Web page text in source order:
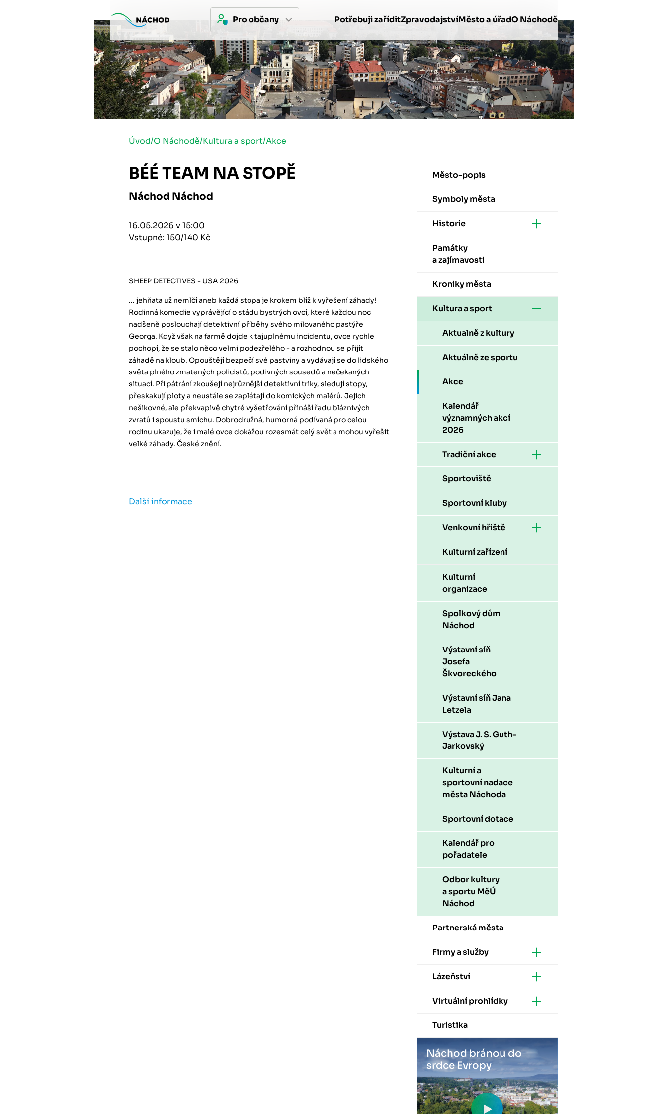
Pro občany Potřebuji zaříditZpravodajstvíMěsto a úřadO Náchodě
Úvod/O Náchodě/Kultura a sport/Akce
BÉÉ TEAM NA STOPĚ
Náchod Náchod
16.05.2026 v 15:00
Vstupné: 150/140 Kč
SHEEP DETECTIVES - USA 2026
... jehňata už nemlčí aneb každá stopa je krokem blíž k vyřešení záhady!
Rodinná komedie vyprávějící o stádu bystrých ovcí, které každou noc
nadšeně poslouchají detektivní příběhy svého milovaného pastýře
Georga. Když však na farmě dojde k tajuplnému incidentu, ovce rychle
pochopí, že se stalo něco velmi podezřelého - a rozhodnou se přijít
záhadě na kloub. Opouštějí bezpečí své pastviny a vydávají se do lidského
světa plného zmatených policistů, podivných sousedů a nečekaných
situací. Při pátrání zkoušejí nejrůznější detektivní triky, sledují stopy,
přeskakují ploty a neustále se zaplétají do komických malérů. Jejich
nešikovné, ale překvapivě chytré vyšetřování přináší řadu bláznivých
zvratů i spoustu smíchu. Dobrodružná, humorná podívaná pro celou
rodinu ukazuje, že i malé ovce dokážou rozesmát celý svět a mohou vyřešit
velké záhady. České znění.
Další informace
Město-popis
Symboly města
Historie
Památky
a zajímavosti
Kroniky města
Kultura a sport
Aktualně z kultury
Aktuálně ze sportu
Akce
Kalendář
významných akcí
2026
Tradiční akce
Sportoviště
Sportovní kluby
Venkovní hřiště
Kulturní zařízení
Kulturní
organizace
Spolkový dům
Náchod
Výstavní síň
Josefa
Škvoreckého
Výstavní síň Jana
Letzela
Výstava J. S. Guth-
Jarkovský
Kulturní a
sportovní nadace
města Náchoda
Sportovní dotace
Kalendář pro
pořadatele
Odbor kultury
a sportu MěÚ
Náchod
Partnerská města
Firmy a služby
Lázeňství
Virtuální prohlídky
Turistika
Náchod bránou do
srdce Evropy